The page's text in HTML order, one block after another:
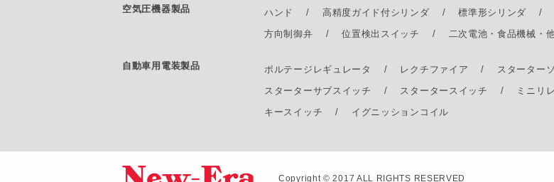
空気圧機器製品 ハンド 高精度ガイド付シリンダ 標準形シリンダ
方向制御弁
位置検出スイッチ 二次電池・食品機械・
自動車用電装製品 ボルテージレギュレータ レクチファイア スターター
スターターサブスイッチ
スタータースイッチ ミニリ
キースイッチ
イグニッションコイル
Copyright © 2017 ALL RIGHTS RESERVED